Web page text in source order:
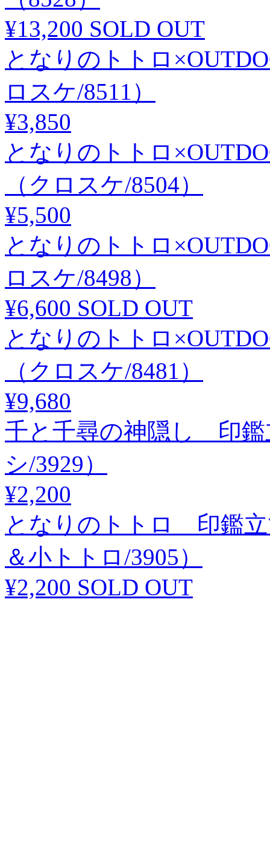
¥13,200 SOLD OUT
となりのトトロ
ロスケ/8511）
¥3,850
となりのトトロ
（クロスケ/8504）
¥5,500
となりのトトロ
ロスケ/8498）
¥6,600 SOLD OUT
となりのトトロ
（クロスケ/8481）
¥9,680
千と千尋の神隠し 印鑑
シ/3929）
¥2,200
となりのトトロ 印鑑
＆小トトロ/3905）
¥2,200 SOLD OUT